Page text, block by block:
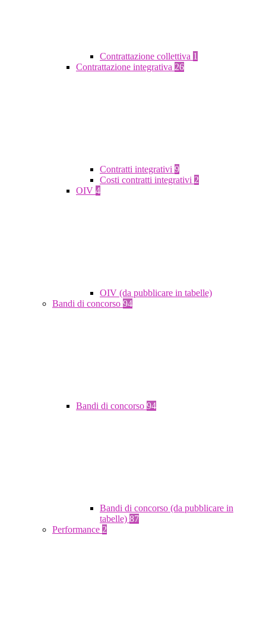
Contrattazione collettiva 1
Contrattazione integrativa 26
Contratti integrativi 9
Costi contratti integrativi 2
OIV 4
OIV (da pubblicare in tabelle)
Bandi di concorso 94
Bandi di concorso 94
Bandi di concorso (da pubblicare in
tabelle) 87
Performance 2